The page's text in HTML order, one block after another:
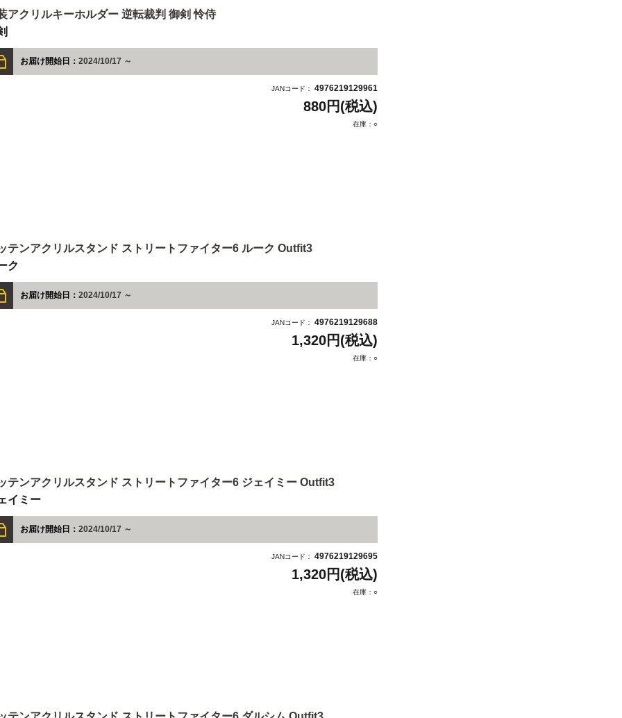
アクリルキーホルダー 逆転裁判 御剣 怜侍
お届け開始日： 2024/10/17 ～
JANコード： 4976219129961
880円(税込)
在庫：○
テンアクリルスタンド ストリートファイター6 ルーク Outfit3
ク
お届け開始日： 2024/10/17 ～
JANコード： 4976219129688
1,320円(税込)
在庫：○
テンアクリルスタンド ストリートファイター6 ジェイミー Outfit3
イミー
お届け開始日： 2024/10/17 ～
JANコード： 4976219129695
1,320円(税込)
在庫：○